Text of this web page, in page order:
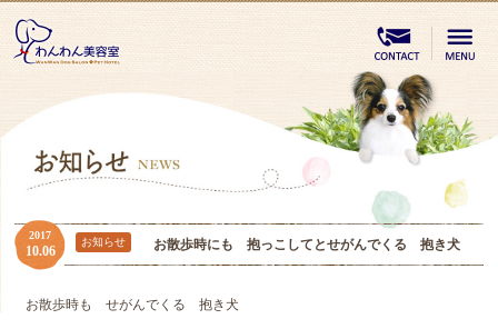
お散歩時にも 抱っこしてとせがんでくる 抱き犬
2017
10.06
お知らせ
お散歩時も せがんでくる 抱き犬